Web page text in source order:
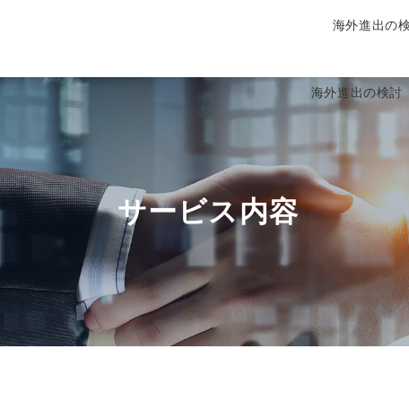
海外進出の検討
海外進出の
サービス内容